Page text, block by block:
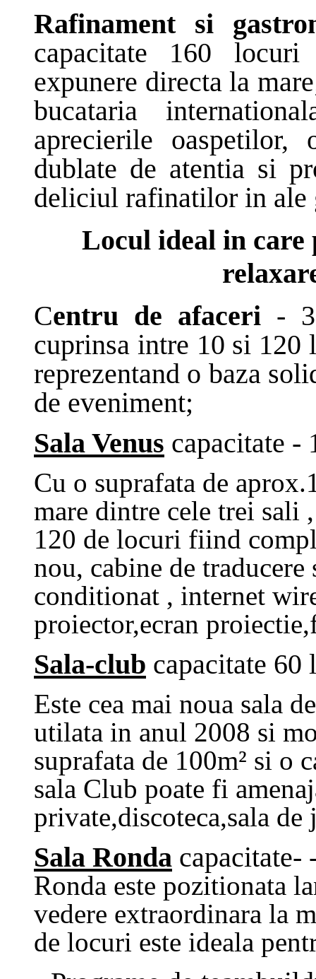
Rafinament si
capacitate 160 locuri
expunere directa la
bucataria
aprecierile oaspetilor,
dublate de atentia si
deliciul rafinatilor in ale
Locul ideal in care
Centru de afaceri -
cuprinsa intre 10 si 120
reprezentand o baza
de eveniment;
Sala Venus capacitate -
Cu o suprafata de
mare dintre cele trei sali
120 de locuri fiind
nou, cabine de
conditionat , internet
proiector,ecran
Sala-club capacitate 60
Este cea mai noua sala
utilata in anul 2008 si
suprafata de 100m² si o
sala Club poate fi
private,discoteca,sala de
Sala Ronda
Ronda este pozitionata
vedere extraordinara la
de locuri este ideala